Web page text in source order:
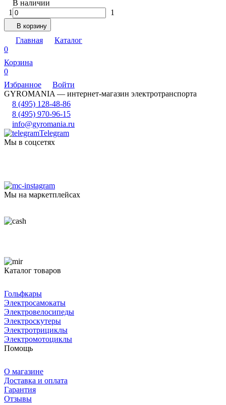
В наличии
1
1
В корзину
Главная
Каталог
0
Корзина
0
Избранное
Войти
GYROMANIA — интернет-магазин электротранспорта
8 (495) 128-48-86
8 (495) 970-96-15
info@gyromania.ru
Telegram
Мы в соцсетях
Мы на маркетплейсах
Каталог товаров
Гольфкары
Электросамокаты
Электровелосипеды
Электроскутеры
Электротрициклы
Электромотоциклы
Помощь
О магазине
Доставка и оплата
Гарантия
Отзывы